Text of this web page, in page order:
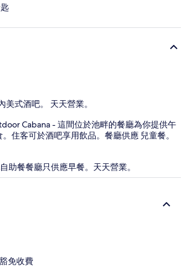
美式酒吧。 天天營業。
Cabana - 這間位於池畔的餐廳為你提供午
住客可於酒吧享用飲品。餐廳供應 兒童餐。
助餐餐廳只供應早餐。天天營業。
免收費